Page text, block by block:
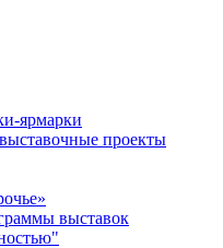
ярмарки
проекты
выставок